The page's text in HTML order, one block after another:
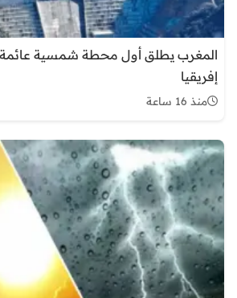
المغرب يطلق أول محطة شمسية
إفريقيا
منذ 16 ساعة